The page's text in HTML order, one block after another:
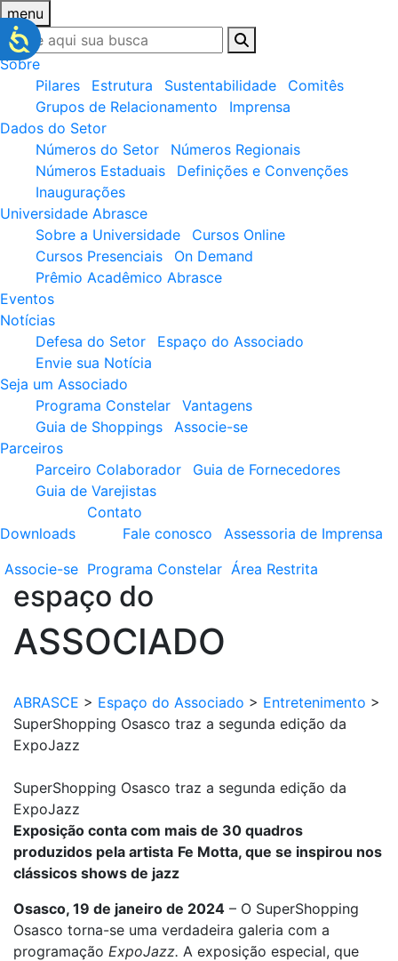
menu
Sobre
Pilares
Estrutura Sustentabilidade
Comitês
Grupos de Relacionamento
Imprensa
Dados do Setor
Números do Setor
Números Regionais
Números Estaduais
Definições e Convenções
Inaugurações
Universidade Abrasce
Sobre a Universidade
Cursos Online
Cursos Presenciais
On Demand
Prêmio Acadêmico Abrasce
Eventos
Notícias
Defesa do Setor
Espaço do Associado
Envie sua Notícia
Seja um Associado
Programa Constelar
Vantagens
Guia de Shoppings
Associe-se
Parceiros
Parceiro Colaborador
Guia de Fornecedores
Guia de Varejistas
Downloads
Contato
Fale conosco
Assessoria de Imprensa
Associe-se Programa Constelar Área Restrita
espaço do
ASSOCIADO
ABRASCE > Espaço do Associado > Entretenimento >
SuperShopping Osasco traz a segunda edição da
ExpoJazz
SuperShopping Osasco traz a segunda edição da
ExpoJazz
Exposição conta com mais de 30 quadros
produzidos pela artista Fe Motta, que se inspirou nos
clássicos shows de jazz
Osasco, 19 de janeiro de 2024 – O SuperShopping
Osasco torna-se uma verdadeira galeria com a
programação ExpoJazz. A exposição especial, que